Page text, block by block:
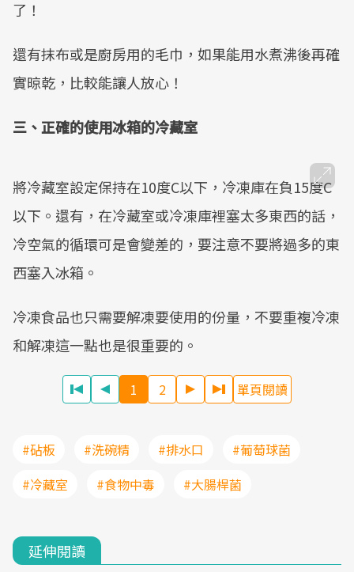
了！
還有抹布或是廚房用的毛巾，如果能用水煮沸後再確
實晾乾，比較能讓人放心！
三、正確的使用冰箱的冷藏室
將冷藏室設定保持在10度C以下，冷凍庫在負15度C
以下。還有，在冷藏室或冷凍庫裡塞太多東西的話，
冷空氣的循環可是會變差的，要注意不要將過多的東
西塞入冰箱。
冷凍食品也只需要解凍要使用的份量，不要重複冷凍
和解凍這一點也是很重要的。
1 2 單頁閱讀
#砧板 #洗碗精 #排水口
#葡萄球菌
#冷藏室
#食物中毒 #大腸桿菌
延伸閱讀